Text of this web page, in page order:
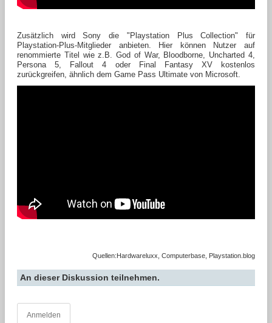
Zusätzlich wird Sony die "Playstation Plus Collection" für
Playstation-Plus-Mitglieder anbieten. Hier können Nutzer auf
renommierte Titel wie z.B. God of War, Bloodborne, Uncharted 4,
Persona 5, Fallout 4 oder Final Fantasy XV kostenlos
zurückgreifen, ähnlich dem Game Pass Ultimate von Microsoft.
Quellen:Hardwareluxx, Computerbase, Playstation.blog
An dieser Diskussion teilnehmen.
Anmelden